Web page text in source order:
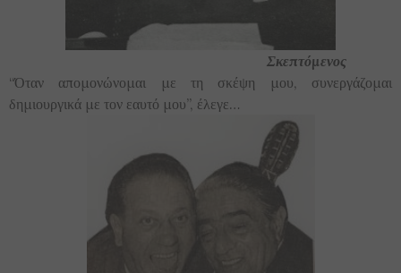
Σκεπτόμενος
“Όταν απομονώνομαι με τη σκέψη μου, συνεργάζομαι
δημιουργικά με τον εαυτό μου”, έλεγε…